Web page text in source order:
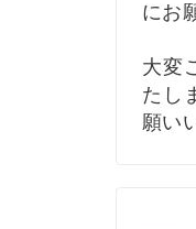
にお
大変
たし
願い